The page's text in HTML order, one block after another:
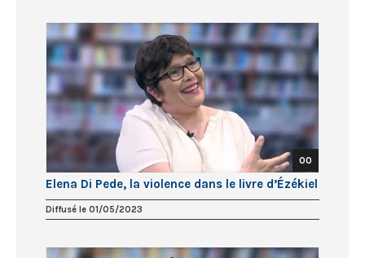
00
Elena Di Pede, la violence dans le livre d’Ézékiel
Diffusé le 01/05/2023